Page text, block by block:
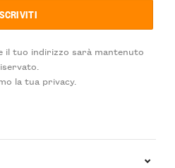
il tuo indirizzo sarà mantenuto
la tua privacy.